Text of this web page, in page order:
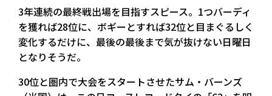
3年連続の最終戦出場を目指すスピース。1つバーディ
を獲れば28位に、ボギーとすれば32位と目まぐるしく
変化するだけに、最後の最後まで気が抜けない日曜日
となりそうだ。
30位と圏内で大会をスタートさせたサム・バーンズ